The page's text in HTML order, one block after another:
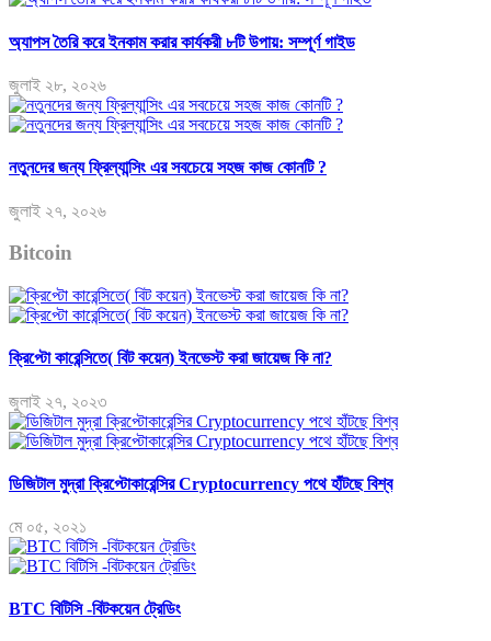
অ্যাপস তৈরি করে ইনকাম করার কার্যকরী ৮টি উপায়: সম্পূর্ণ গাইড
জুলাই ২৮, ২০২৬
নতুনদের জন্য ফ্রিল্যান্সিং এর সবচেয়ে সহজ কাজ কোনটি ?
জুলাই ২৭, ২০২৬
Bitcoin
ক্রিপ্টো কারেন্সিতে( বিট কয়েন) ইনভেস্ট করা জায়েজ কি না?
জুলাই ২৭, ২০২৩
ডিজিটাল মুদ্রা ক্রিপ্টোকারেন্সির Cryptocurrency পথে হাঁটছে বিশ্ব
মে ০৫, ২০২১
BTC বিটিসি -বিটকয়েন ট্রেডিং